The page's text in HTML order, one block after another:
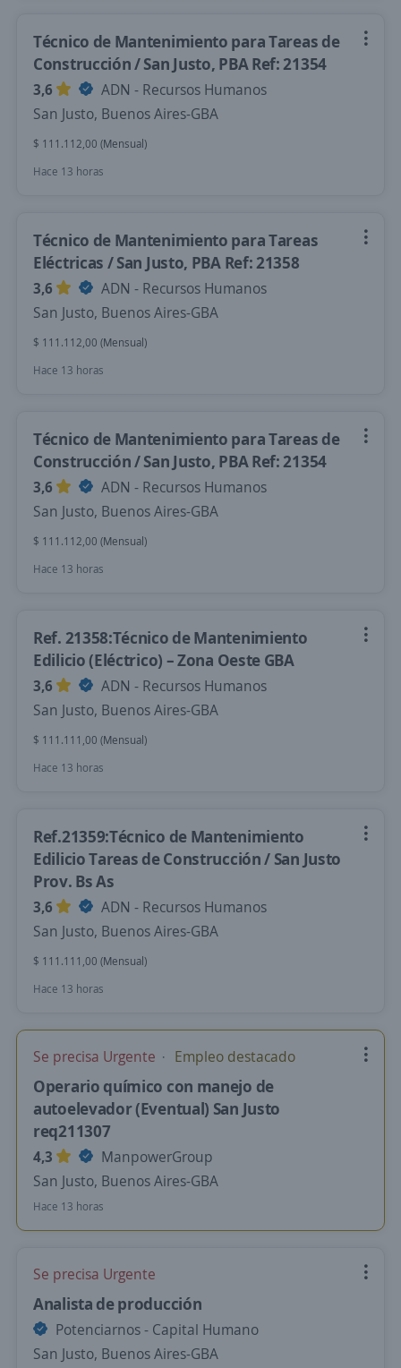
Técnico de Mantenimiento para Tareas de
Construcción / San Justo, PBA Ref: 21354
3,6
ADN - Recursos Humanos
San Justo, Buenos Aires-GBA
$ 111.112,00 (Mensual)
Hace 13 horas
Técnico de Mantenimiento para Tareas
Eléctricas / San Justo, PBA Ref: 21358
3,6
ADN - Recursos Humanos
San Justo, Buenos Aires-GBA
$ 111.112,00 (Mensual)
Hace 13 horas
Técnico de Mantenimiento para Tareas de
Construcción / San Justo, PBA Ref: 21354
3,6
ADN - Recursos Humanos
San Justo, Buenos Aires-GBA
$ 111.112,00 (Mensual)
Hace 13 horas
Ref. 21358:Técnico de Mantenimiento
Edilicio (Eléctrico) – Zona Oeste GBA
3,6
ADN - Recursos Humanos
San Justo, Buenos Aires-GBA
$ 111.111,00 (Mensual)
Hace 13 horas
Ref.21359:Técnico de Mantenimiento
Edilicio Tareas de Construcción / San Justo
Prov. Bs As
3,6
ADN - Recursos Humanos
San Justo, Buenos Aires-GBA
$ 111.111,00 (Mensual)
Hace 13 horas
Se precisa Urgente Empleo destacado
Operario químico con manejo de
autoelevador (Eventual) San Justo
req211307
4,3
ManpowerGroup
San Justo, Buenos Aires-GBA
Hace 13 horas
Se precisa Urgente
Analista de producción
Potenciarnos - Capital Humano
San Justo, Buenos Aires-GBA